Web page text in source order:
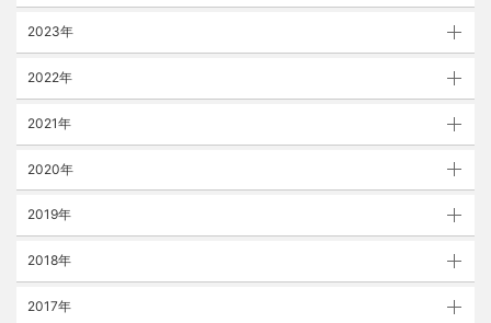
2023年
2022年
2021年
2020年
2019年
2018年
2017年